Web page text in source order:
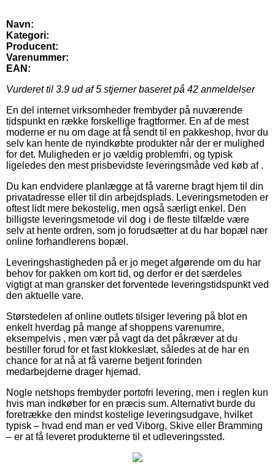
Navn:
Kategori:
Producent:
Varenummer:
EAN:
Vurderet til 3.9 ud af 5 stjerner baseret på 42 anmeldelser
En del internet virksomheder frembyder på nuværende
tidspunkt en række forskellige fragtformer. En af de mest
moderne er nu om dage at få sendt til en pakkeshop, hvor du
selv kan hente de nyindkøbte produkter når der er mulighed
for det. Muligheden er jo vældig problemfri, og typisk
ligeledes den mest prisbevidste leveringsmåde ved køb af .
Du kan endvidere planlægge at få varerne bragt hjem til din
privatadresse eller til din arbejdsplads. Leveringsmetoden er
oftest lidt mere bekostelig, men også særligt enkel. Den
billigste leveringsmetode vil dog i de fleste tilfælde være
selv at hente ordren, som jo forudsætter at du har bopæl nær
online forhandlerens bopæl.
Leveringshastigheden på er jo meget afgørende om du har
behov for pakken om kort tid, og derfor er det særdeles
vigtigt at man gransker det forventede leveringstidspunkt ved
den aktuelle vare.
Størstedelen af online outlets tilsiger levering på blot en
enkelt hverdag på mange af shoppens varenumre,
eksempelvis , men vær på vagt da det påkræver at du
bestiller forud for et fast klokkeslæt, således at de har en
chance for at nå at få varerne betjent forinden
medarbejderne drager hjemad.
Nogle netshops frembyder portofri levering, men i reglen kun
hvis man indkøber for en præcis sum. Alternativt burde du
foretrække den mindst kostelige leveringsudgave, hvilket
typisk – hvad end man er ved Viborg, Skive eller Bramming
– er at få leveret produkterne til et udleveringssted.